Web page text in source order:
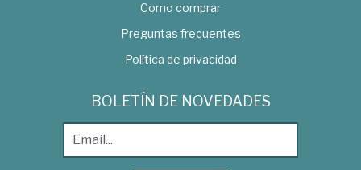
Como comprar
Preguntas frecuentes
Política de privacidad
BOLETÍN DE NOVEDADES